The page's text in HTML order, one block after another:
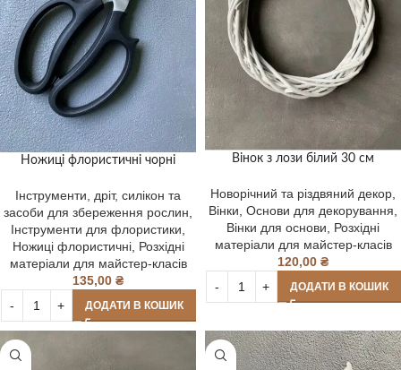
Ножиці флористичні чорні
Інструменти, дріт, силікон та
засоби для збереження рослин
Інструменти для флористики
Ножиці флористичні, Розхідні
матеріали для майстер-класів
135,00 ₴
ДОДАТИ В КОШИК
Вінок з лози білий 30 см
Новорічний та різдвяний декор
Вінки Основи для декорування
Вінки для основи
Розхідні
матеріали для майстер-класів
120,00 ₴
ДОДАТИ В КОШИК